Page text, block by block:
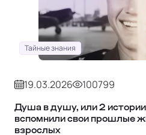
Тайные знания
19.03.2026 100799
Душа в душу, или 2
вспомнили свои прошлые
взрослых